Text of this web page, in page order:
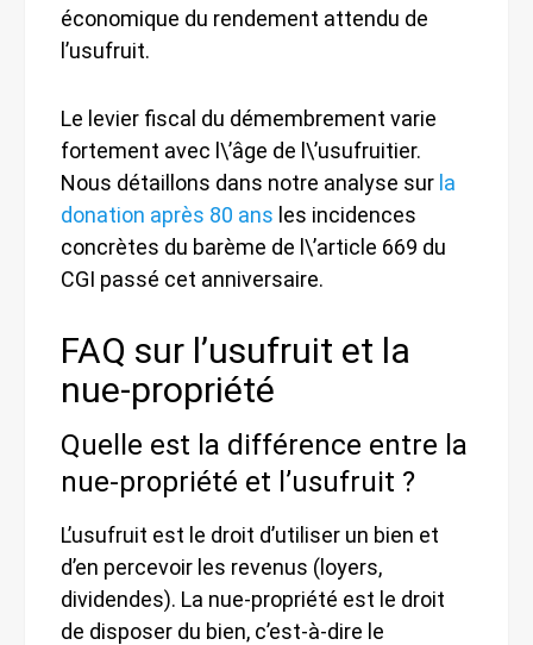
économique du rendement attendu de
l’usufruit.
Le levier fiscal du démembrement varie
fortement avec l\’âge de l\’usufruitier.
Nous détaillons dans notre analyse sur la
donation après 80 ans les incidences
concrètes du barème de l\’article 669 du
CGI passé cet anniversaire.
FAQ sur l’usufruit et la
nue-propriété
Quelle est la différence entre la
nue-propriété et l’usufruit ?
L’usufruit est le droit d’utiliser un bien et
d’en percevoir les revenus (loyers,
dividendes). La nue-propriété est le droit
de disposer du bien, c’est-à-dire le